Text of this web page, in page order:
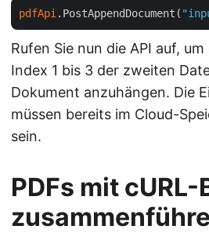
pdfApi .PostAppendDocument(
Rufen Sie nun die API auf,
Index 1 bis 3 der zweiten
Dokument anzuhängen. Die
müssen bereits im Cloud-
sein.
PDFs mit